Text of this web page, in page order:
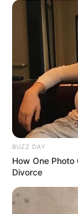
Dès lors,
et
conséquent,
D’autres
peuvent tout
Les
Quinté+
FOU
FOU
BUZZ DAY
How One Photo
Divorce